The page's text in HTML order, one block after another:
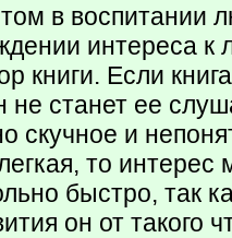
в воспитании
интереса к
книги. Если
станет ее
скучное и
то
быстро, так
он от такого